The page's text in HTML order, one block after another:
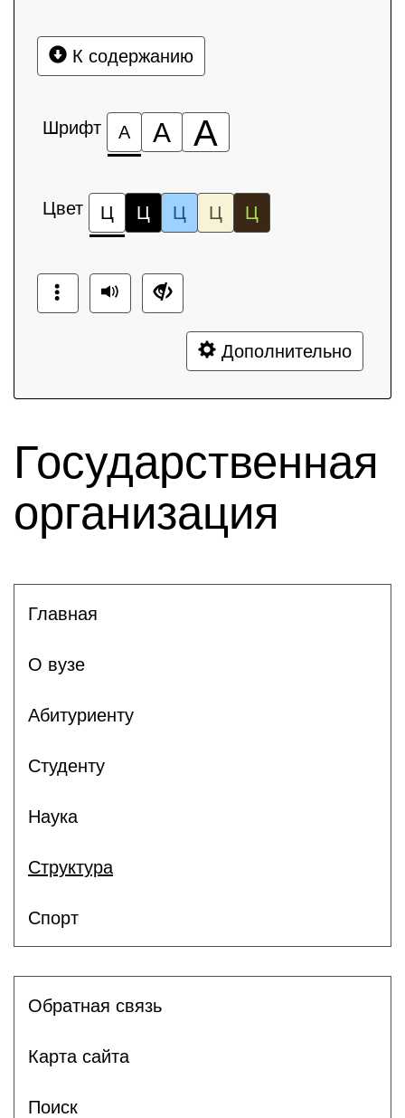
К содержанию
Шрифт А А А
Цвет Ц Ц Ц Ц Ц
Дополнительно
Государственная
организация
Главная
О вузе
Абитуриенту
Студенту
Наука
Структура
Спорт
Обратная связь
Карта сайта
Поиск